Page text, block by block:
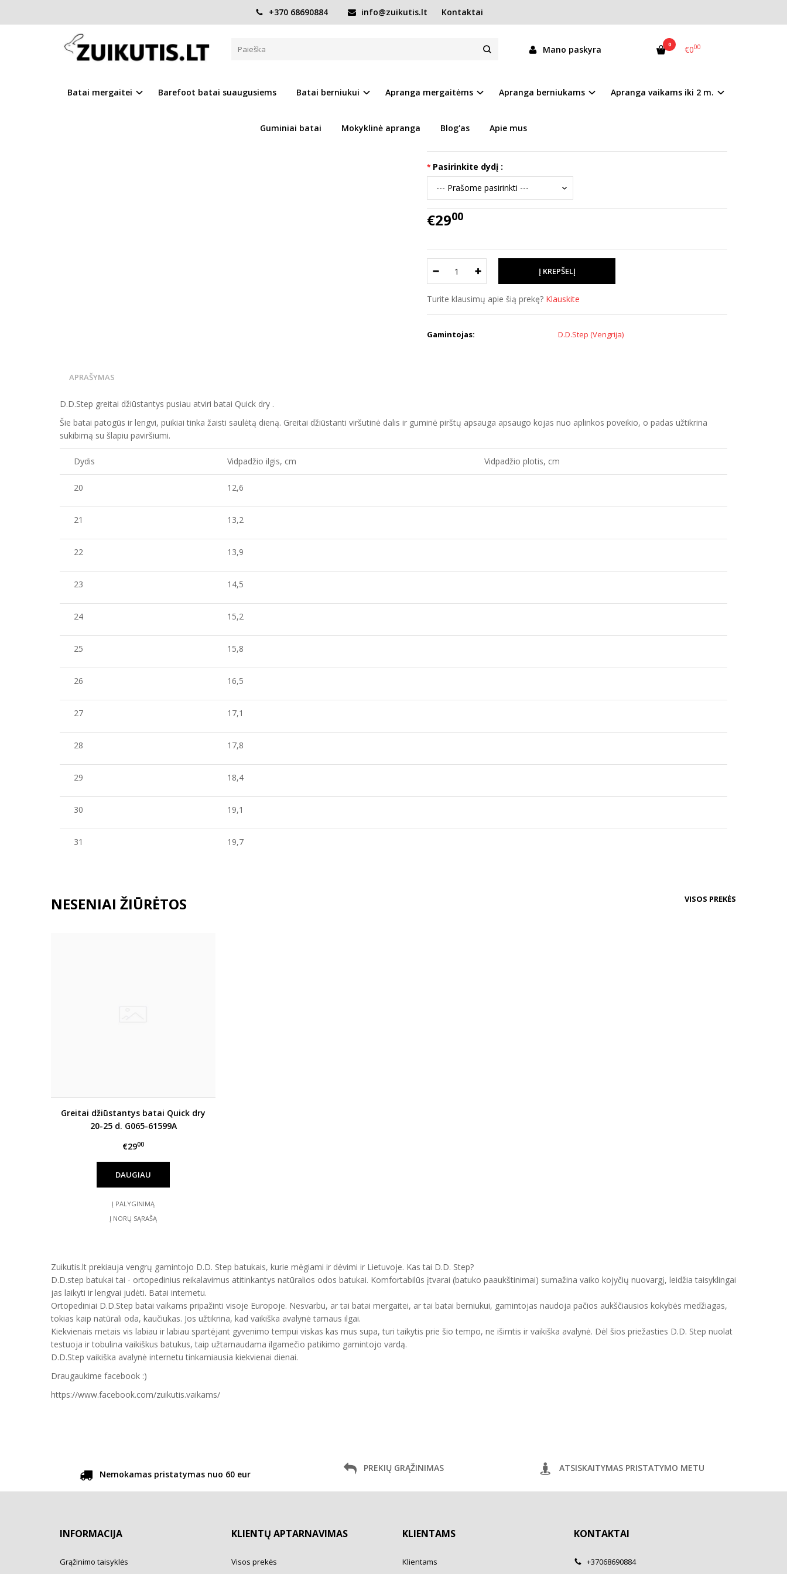
+370 68690884 info@zuikutis.lt Kontaktai
Mano paskyra 0 €000
Batai mergaitei Barefoot batai suaugusiems Batai berniukui Apranga mergaitėms Apranga berniukams Apranga vaikams iki 2 m.
Guminiai batai Mokyklinė apranga Blog'as Apie mus
Pagrindinis D.D.Step batai berniukams Greitai džiūstantys batai Quick dry 20-25 d. G065-61599A
GREITAI DŽIŪSTANTYS BATAI QUICK DRY 20-25 D. G065-61599A
Į PALYGINIMĄ Į NORŲ SĄRAŠĄ
Prekės kodas:
15399-G065-61599A
Tikslūs batų išmatavimai nurodyti prekės aprašyme.
Pasirinkite dydį :
€2900
Turite klausimų apie šią prekę? Klauskite
Gamintojas: D.D.Step (Vengrija)
APRAŠYMAS
D.D.Step greitai džiūstantys pusiau atviri batai Quick dry .
Šie batai patogūs ir lengvi, puikiai tinka žaisti saulėtą dieną. Greitai džiūstanti viršutinė dalis ir guminė pirštų apsauga apsaugo kojas nuo aplinkos poveikio, o padas užtikrina
sukibimą su šlapiu paviršiumi.
Dydis Vidpadžio ilgis, cm Vidpadžio plotis, cm
20 12,6
21 13,2
22 13,9
23 14,5
24 15,2
25 15,8
26 16,5
27 17,1
28 17,8
29 18,4
30 19,1
31 19,7
NESENIAI ŽIŪRĖTOS VISOS PREKĖS
Greitai džiūstantys batai Quick dry
20-25 d. G065-61599A
€2900
DAUGIAU
Į PALYGINIMĄ
Į NORŲ SĄRAŠĄ
Zuikutis.lt prekiauja vengrų gamintojo D.D. Step batukais, kurie mėgiami ir dėvimi ir Lietuvoje. Kas tai D.D. Step?
D.D.step batukai tai - ortopedinius reikalavimus atitinkantys natūralios odos batukai. Komfortabilūs įtvarai (batuko paaukštinimai) sumažina vaiko kojyčių nuovargį, leidžia taisyklingai
jas laikyti ir lengvai judėti. Batai internetu.
Ortopediniai D.D.Step batai vaikams pripažinti visoje Europoje. Nesvarbu, ar tai batai mergaitei, ar tai batai berniukui, gamintojas naudoja pačios aukščiausios kokybės medžiagas,
tokias kaip natūrali oda, kaučiukas. Jos užtikrina, kad vaikiška avalynė tarnaus ilgai.
Kiekvienais metais vis labiau ir labiau spartėjant gyvenimo tempui viskas kas mus supa, turi taikytis prie šio tempo, ne išimtis ir vaikiška avalynė. Dėl šios priežasties D.D. Step nuolat
testuoja ir tobulina vaikiškus batukus, taip užtarnaudama ilgamečio patikimo gamintojo vardą.
D.D.Step vaikiška avalynė internetu tinkamiausia kiekvienai dienai.
Draugaukime facebook :)
https://www.facebook.com/zuikutis.vaikams/
Nemokamas pristatymas nuo 60 eur
PREKIŲ GRĄŽINIMAS ATSISKAITYMAS PRISTATYMO METU
INFORMACIJA
Grąžinimo taisyklės
KLIENTŲ APTARNAVIMAS
Visos prekės
KLIENTAMS
Klientams
KONTAKTAI
+37068690884